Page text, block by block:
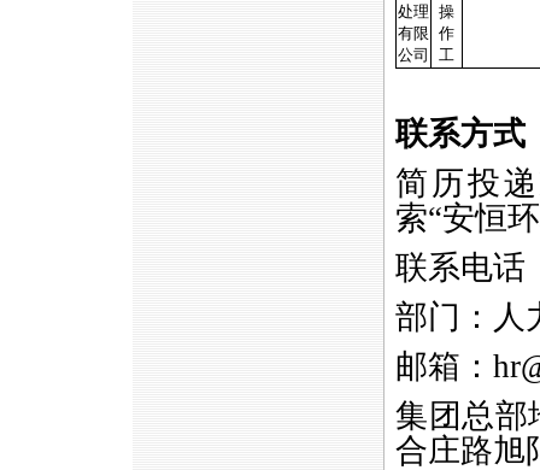
处理
有限
公司
操
作
工
联系方式
简历投
索“安恒
联系电话
部门：人
邮箱：
集团总部
合庄路旭